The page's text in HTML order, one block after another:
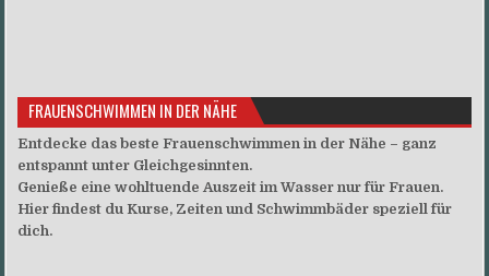
FRAUENSCHWIMMEN IN DER NÄHE
Entdecke das beste Frauenschwimmen in der Nähe – ganz
entspannt unter Gleichgesinnten.
Genieße eine wohltuende Auszeit im Wasser nur für Frauen.
Hier findest du Kurse, Zeiten und Schwimmbäder speziell für
dich.